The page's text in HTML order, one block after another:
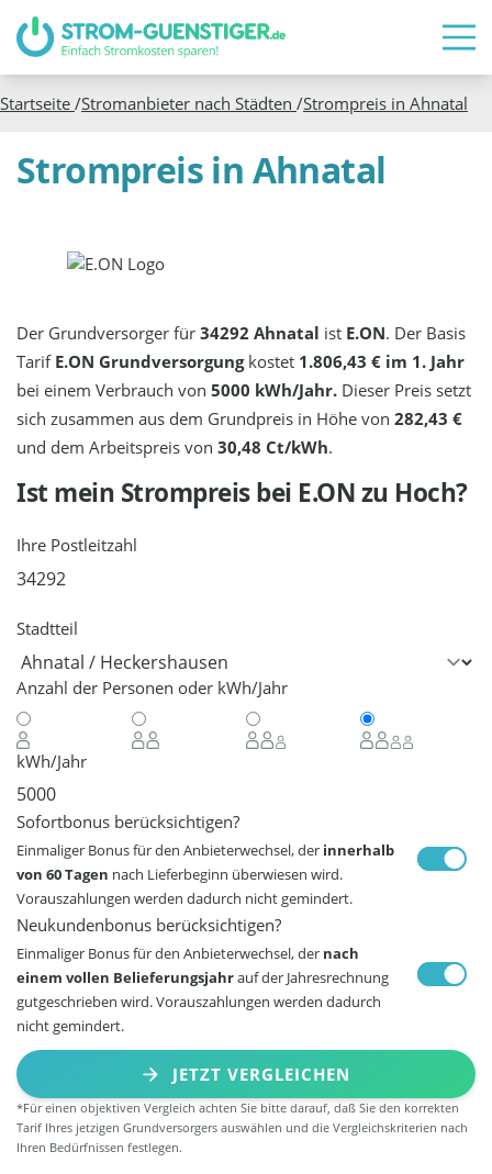
Startseite /Stromanbieter nach Städten /Strompreis in Ahnatal
Strompreis in Ahnatal
Der Grundversorger für34292 Ahnatal ist E.ON. Der Basis
Tarif E.ON Grundversorgungkostet 1.806,43 € im 1. Jahr
bei einem Verbrauch von5000 kWh/Jahr. Dieser Preis setzt
sich zusammen aus dem Grundpreis in Höhe von282,43 €
und dem Arbeitspreis von30,48 Ct/kWh.
Ist mein Strompreis bei E.ONzu Hoch?
Ihre Postleitzahl
Stadtteil
Anzahl der Personen oder kWh/Jahr
kWh/Jahr
Sofortbonus berücksichtigen?
Einmaliger Bonus für den Anbieterwechsel, der innerhalb
von 60 Tagen nach Lieferbeginn überwiesen wird.
Vorauszahlungen werden dadurch nicht gemindert.
Neukundenbonus berücksichtigen?
Einmaliger Bonus für den Anbieterwechsel, der nach
einem vollen Belieferungsjahrauf der Jahresrechnung
gutgeschrieben wird. Vorauszahlungen werden dadurch
nicht gemindert.
JETZT VERGLEICHEN
*Für einen objektiven Vergleich achten Sie bitte darauf, daß Sie den korrekten
Tarif Ihres jetzigen Grundversorgers auswählen und die Vergleichskriterien nach
Ihren Bedürfnissen festlegen.